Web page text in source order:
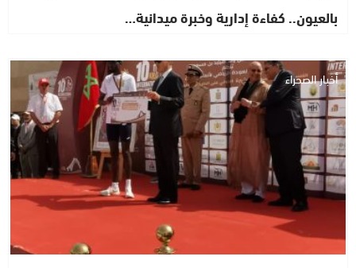
بالعيون.. كفاءة إدارية وخبرة ميدانية…
أخبار الصحراء